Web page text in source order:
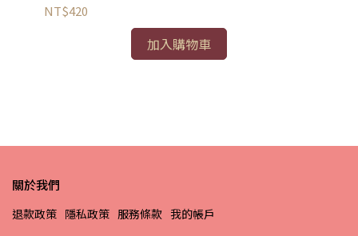
NT$420
加入購物車
關於我們
退款政策 隱私政策 服務條款 我的帳戶